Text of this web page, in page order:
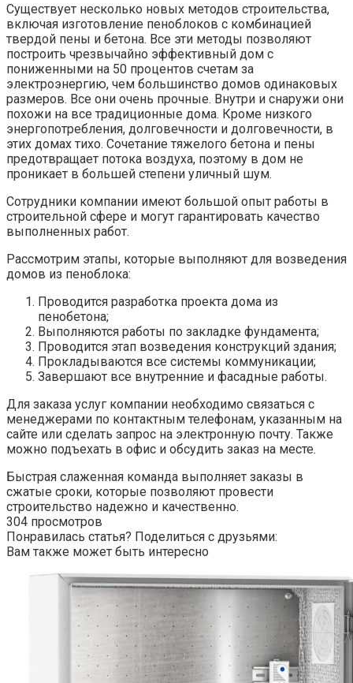
Существует несколько новых методов строительства,
включая изготовление пеноблоков с комбинацией
твердой пены и бетона. Все эти методы позволяют
построить чрезвычайно эффективный дом с
пониженными на 50 процентов счетам за
электроэнергию, чем большинство домов одинаковых
размеров. Все они очень прочные. Внутри и снаружи они
похожи на все традиционные дома. Кроме низкого
энергопотребления, долговечности и долговечности, в
этих домах тихо. Сочетание тяжелого бетона и пены
предотвращает потока воздуха, поэтому в дом не
проникает в большей степени уличный шум.
Сотрудники компании имеют большой опыт работы в
строительной сфере и могут гарантировать качество
выполненных работ.
Рассмотрим этапы, которые выполняют для возведения
домов из пеноблока:
Проводится разработка проекта дома из
пенобетона;
Выполняются работы по закладке фундамента;
Проводится этап возведения конструкций здания;
Прокладываются все системы коммуникации;
Завершают все внутренние и фасадные работы.
Для заказа услуг компании необходимо связаться с
менеджерами по контактным телефонам, указанным на
сайте или сделать запрос на электронную почту. Также
можно подъехать в офис и обсудить заказ на месте.
Быстрая слаженная команда выполняет заказы в
сжатые сроки, которые позволяют провести
строительство надежно и качественно.
304 просмотров
Понравилась статья? Поделиться с друзьями:
Вам также может быть интересно